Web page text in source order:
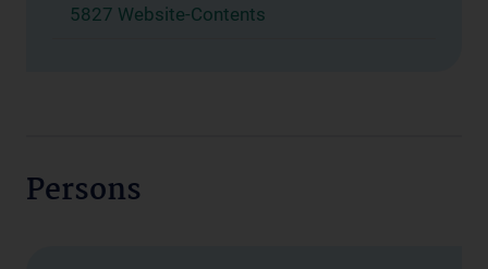
5827 Website-Contents
Persons